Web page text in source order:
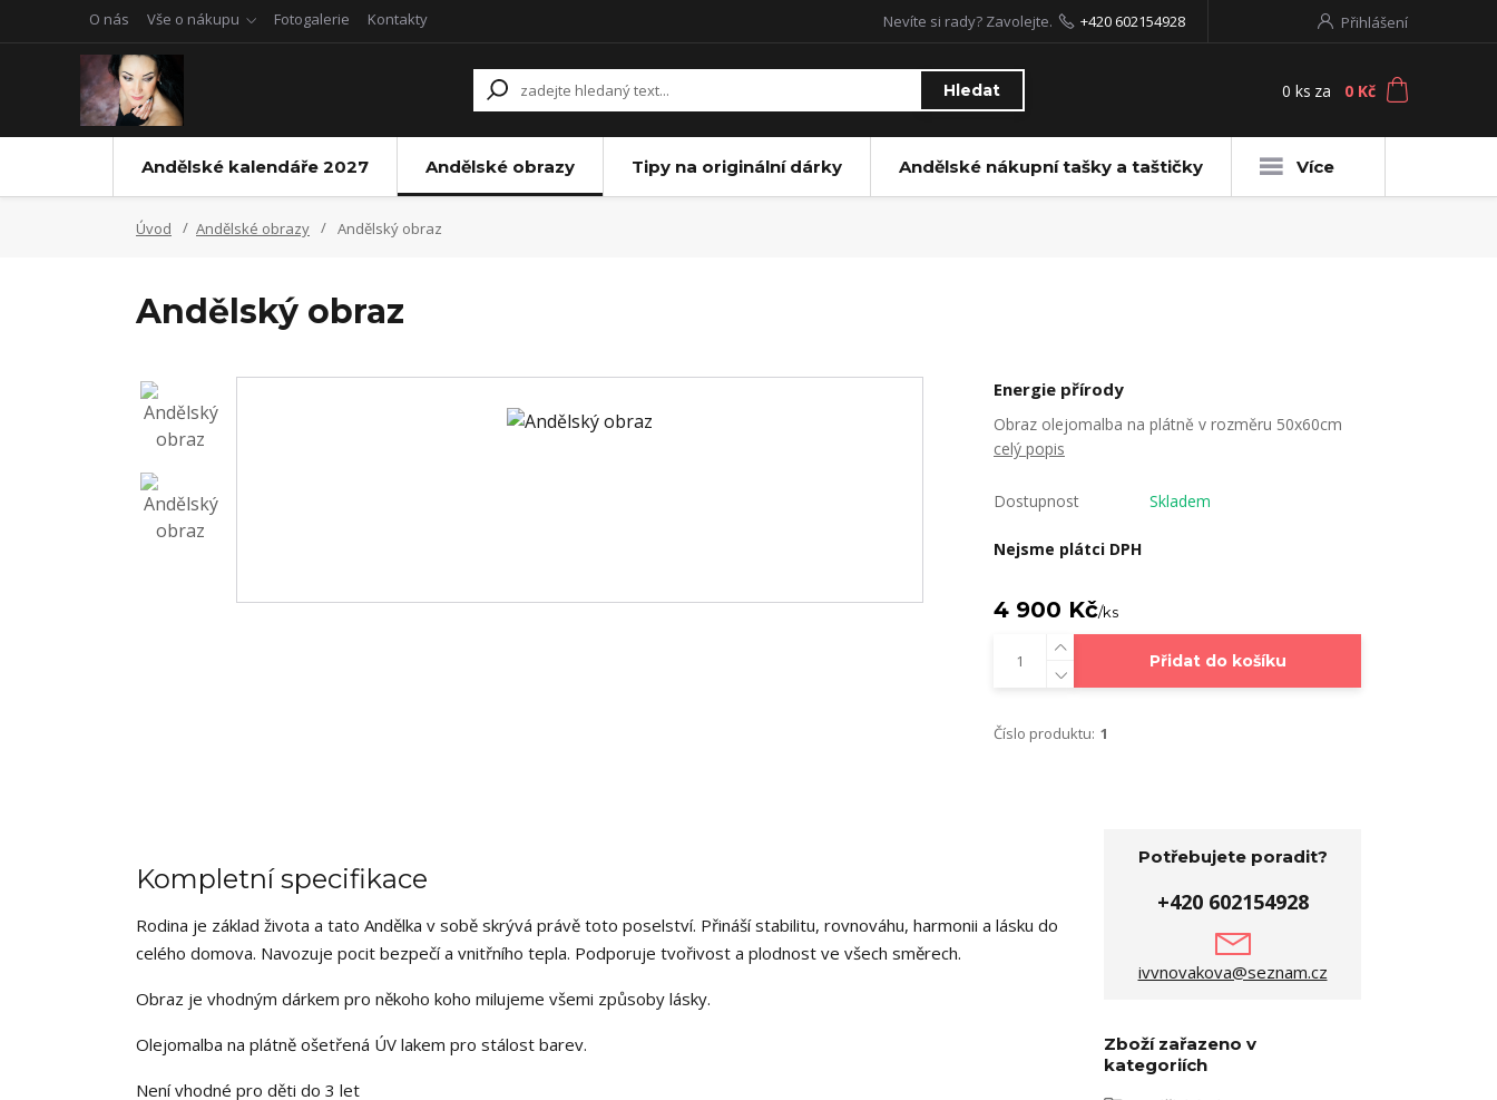
O nás Vše o nákupu Fotogalerie Kontakty Přihlášení
Hledat
Nevíte si rady? Zavolejte. +420 602154928
0 ks za 0 Kč
Andělské kalendáře 2027 Andělské obrazy Tipy na originální dárky Andělské nákupní tašky a taštičky Více
Úvod Andělské obrazy Andělský obraz
Andělský obraz
Energie přírody
Obraz olejomalba na plátně v rozměru 50x60cm
celý popis
Dostupnost Skladem
Nejsme plátci DPH
4 900 Kč/ks
Přidat do košíku
Číslo produktu: 1
Kompletní specifikace
Rodina je základ života a tato Andělka v sobě skrývá právě toto poselství. Přináší stabilitu, rovnováhu, harmonii a lásku do
celého domova. Navozuje pocit bezpečí a vnitřního tepla. Podporuje tvořivost a plodnost ve všech směrech.
Obraz je vhodným dárkem pro někoho koho milujeme všemi způsoby lásky.
Olejomalba na plátně ošetřená ÚV lakem pro stálost barev.
Není vhodné pro děti do 3 let
Potřebujete poradit?
+420 602154928
ivvnovakova@seznam.cz
Zboží zařazeno v
kategoriích